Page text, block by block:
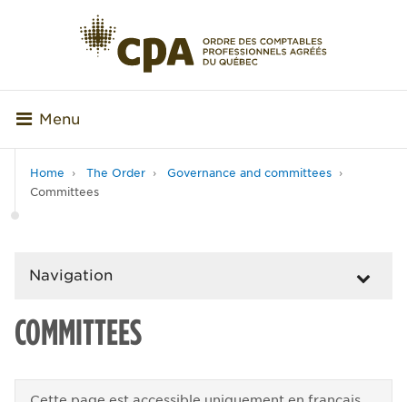
Menu
Home The Order
Governance and committees
Committees
Navigation
COMMITTEES